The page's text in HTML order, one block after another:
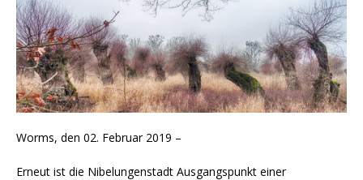
Worms, den 02. Februar 2019 –
Erneut ist die Nibelungenstadt Ausgangspunkt einer